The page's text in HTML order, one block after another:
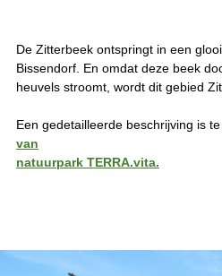
De Zitterbeek ontspringt in een
Bissendorf. En omdat deze beek
heuvels stroomt, wordt dit gebied
Een gedetailleerde beschrijving is
van
natuurpark TERRA.vita.